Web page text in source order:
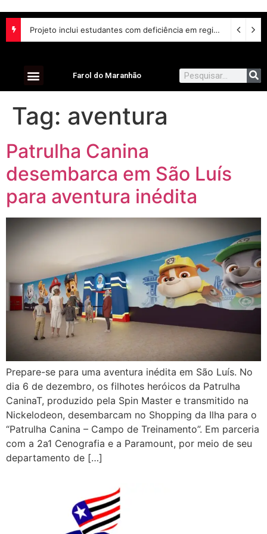
Projeto inclui estudantes com deficiência em regime escolar especial
Farol do Maranhão
Tag: aventura
Patrulha Canina
desembarca em São Luís
para aventura inédita
Prepare-se para uma aventura inédita em São Luís. No
dia 6 de dezembro, os filhotes heróicos da Patrulha
CaninaT, produzido pela Spin Master e transmitido na
Nickelodeon, desembarcam no Shopping da Ilha para o
“Patrulha Canina – Campo de Treinamento”. Em parceria
com a 2a1 Cenografia e a Paramount, por meio de seu
departamento de […]